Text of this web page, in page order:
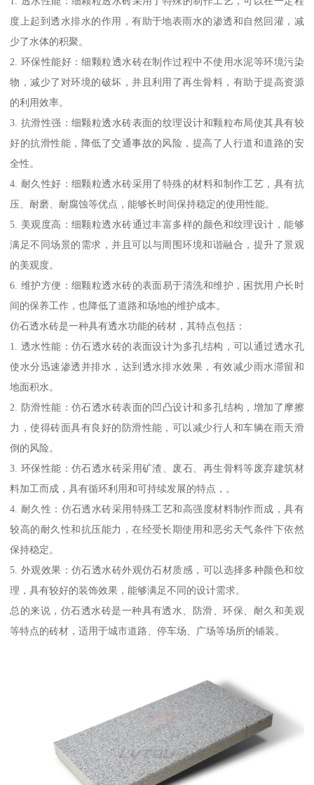
度上起到透水排水的作用，有助于地表雨水的渗透和自然回灌，减
少了水体的积聚。
2. 环保性能好：细颗粒透水砖在制作过程中不使用水泥等环境污染
物，减少了对环境的破坏，并且利用了再生骨料，有助于提高资源
的利用效率。
3. 抗滑性强：细颗粒透水砖表面的纹理设计和颗粒布局使其具有较
好的抗滑性能，降低了交通事故的风险，提高了人行道和道路的安
全性。
4. 耐久性好：细颗粒透水砖采用了特殊的材料和制作工艺，具有抗
压、耐磨、耐腐蚀等优点，能够长时间保持稳定的使用性能。
5. 美观度高：细颗粒透水砖通过丰富多样的颜色和纹理设计，能够
满足不同场景的需求，并且可以与周围环境和谐融合，提升了景观
的美观度。
6. 维护方便：细颗粒透水砖的表面易于清洗和维护，困扰用户长时
间的保养工作，也降低了道路和场地的维护成本。
仿石透水砖是一种具有透水功能的砖材，其特点包括：
1. 透水性能：仿石透水砖的表面设计为多孔结构，可以通过透水孔
使水分迅速渗透并排水，达到透水排水效果，有效减少雨水滞留和
地面积水。
2. 防滑性能：仿石透水砖表面的凹凸设计和多孔结构，增加了摩擦
力，使得砖面具有良好的防滑性能，可以减少行人和车辆在雨天滑
倒的风险。
3. 环保性能：仿石透水砖采用矿渣、废石、再生骨料等废弃建筑材
料加工而成，具有循环利用和可持续发展的特点，。
4. 耐久性：仿石透水砖采用特殊工艺和高强度材料制作而成，具有
较高的耐久性和抗压能力，在经受长期使用和恶劣天气条件下依然
保持稳定。
5. 外观效果：仿石透水砖外观仿石材质感，可以选择多种颜色和纹
理，具有较好的装饰效果，能够满足不同的设计需求。
总的来说，仿石透水砖是一种具有透水、防滑、环保、耐久和美观
等特点的砖材，适用于城市道路、停车场、广场等场所的铺装。